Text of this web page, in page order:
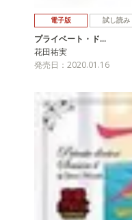
電子版 試し読み
プライベート・ド…
花田祐実
発売日：2020.01.16